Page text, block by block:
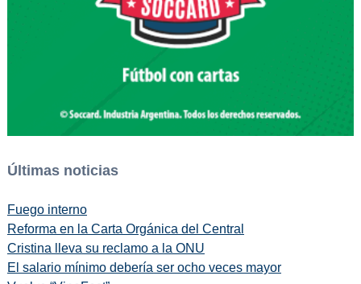
Últimas noticias
Fuego interno
Reforma en la Carta Orgánica del Central
Cristina lleva su reclamo a la ONU
El salario mínimo debería ser ocho veces mayor